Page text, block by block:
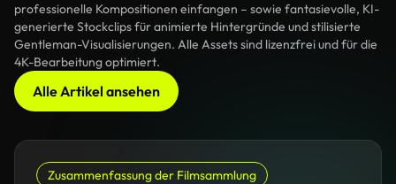
professionelle Kompositionen einfangen – sowie fantasievolle, KI-
generierte Stockclips für animierte Hintergründe und stilisierte
Gentleman-Visualisierungen. Alle Assets sind lizenzfrei und für die
4K-Bearbeitung optimiert.
Alle Artikel ansehen
Zusammenfassung der Filmsammlung